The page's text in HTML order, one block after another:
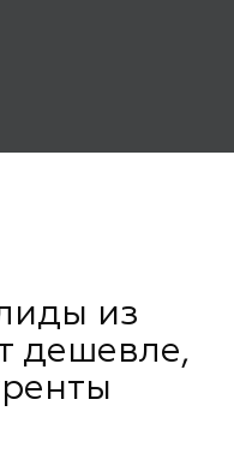
из
дешевле,